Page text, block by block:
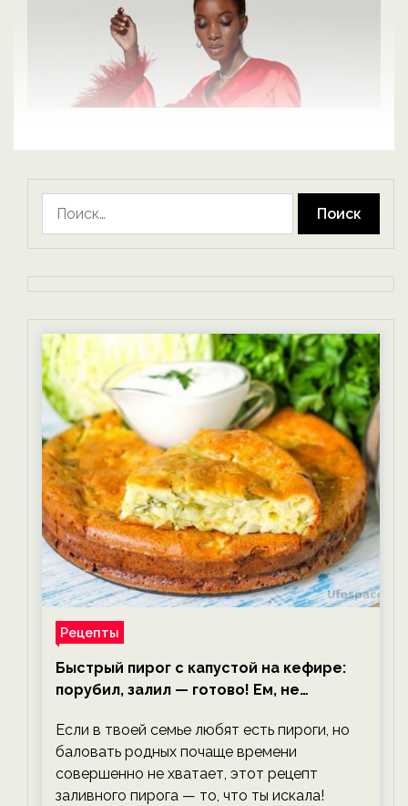
Рецепты
Быстрый пирог с капустой на кефире:
порубил, залил — готово! Ем, не
Если в твоей семье любят есть пироги, но
баловать родных почаще времени
совершенно не хватает, этот рецепт
заливного пирога — то, что ты искала!